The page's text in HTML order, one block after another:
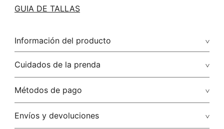
GUIA DE TALLAS
Información del producto
100.00% poliéster/polyester
Cuidados de la prenda
No dejar en remojo /lavar por separado / no utilizar
Métodos de pago
Tarjetas de crédito: Visa, Dinners, Master Card y American
Envíos y devoluciones